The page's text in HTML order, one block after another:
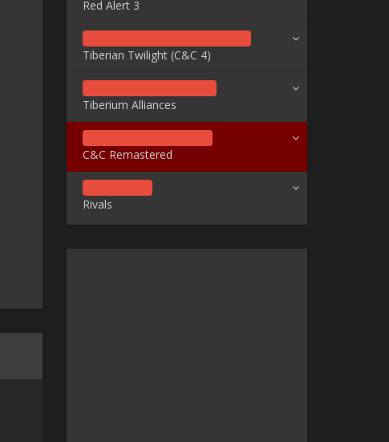
Red Alert 3
Tiberian Twilight (C&C 4)
Tiberium Alliances
C&C Remastered
Rivals